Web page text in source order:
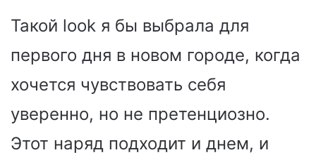
Такой look я бы выбрала для
первого дня в новом городе, когда
хочется чувствовать себя
уверенно, но не претенциозно.
Этот наряд подходит и днем, и